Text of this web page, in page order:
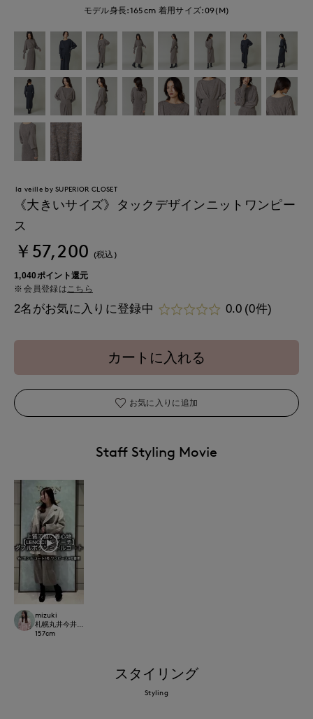
モデル身長:165cm 着用サイズ:09(M)
la veille by SUPERIOR CLOSET
《大きいサイズ》タックデザインニットワンピー
ス
￥57,200 (税込)
1,040ポイント還元
会員登録は こちら
2名がお気に入りに登録中 0.0 (0件)
カートに入れる
お気に入りに追加
Staff Styling Movie
mizuki
札幌丸井今井SUPERIOR CLOSET
157cm
スタイリング
Styling